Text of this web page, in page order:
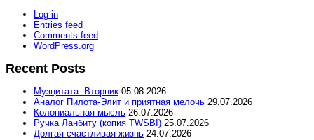
Log in
Entries feed
Comments feed
WordPress.org
Recent Posts
Музцитата: Вторник 05.08.2026
Аналог Пилота-Элит и приятная мелочь 29.07.2026
Колониальная мысль 26.07.2026
Ручка Ланбиту (копия TWSBI) 25.07.2026
Долгая счастливая жизнь 24.07.2026